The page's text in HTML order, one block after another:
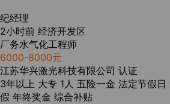
纪经理
2小时前 经济开发区
厂务水气化工程师
6000-8000元
江苏华兴激光科技有限公司 认证
3年以上 大专 1人 五险一金 法定节假日
假 年终奖金 综合补贴